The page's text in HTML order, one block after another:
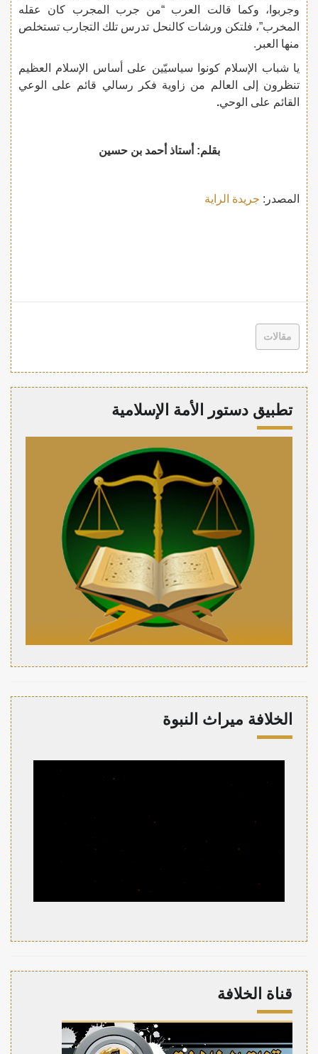
وجربوا، وكما قالت العرب “من جرب المجرب كان عقله
المخرب”، فلتكن ورشات كالنحل تدرس تلك التجارب تستخلص
منها العبر.
يا شباب الإسلام كونوا سياسيّين على أساس الإسلام العظيم
تنظرون إلى العالم من زاوية فكر رسالي قائم على الوعي
القائم على الوحي.
بقلم: أستاذ أحمد بن حسين
المصدر: جريدة الراية
مقالات
تطبيق دستور الأمة الإسلامية
الخلافة ميراث النبوة
قناة الخلافة